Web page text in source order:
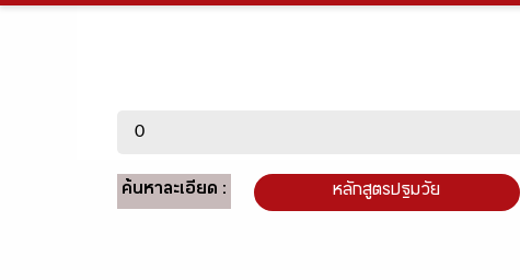
ค้นหาละเอียด : หลักสูตรปฐมวัย